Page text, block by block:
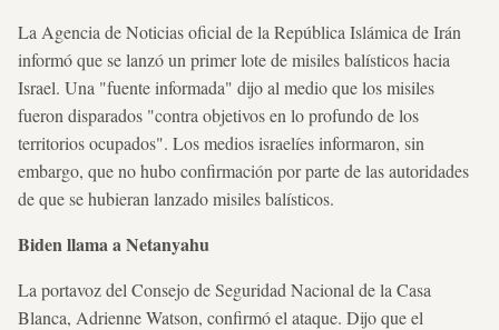
La Agencia de Noticias oficial de la República Islámica de Irán
informó que se lanzó un primer lote de misiles balísticos hacia
Israel. Una "fuente informada" dijo al medio que los misiles
fueron disparados "contra objetivos en lo profundo de los
territorios ocupados". Los medios israelíes informaron, sin
embargo, que no hubo confirmación por parte de las autoridades
de que se hubieran lanzado misiles balísticos.
Biden llama a Netanyahu
La portavoz del Consejo de Seguridad Nacional de la Casa
Blanca, Adrienne Watson, confirmó el ataque. Dijo que el